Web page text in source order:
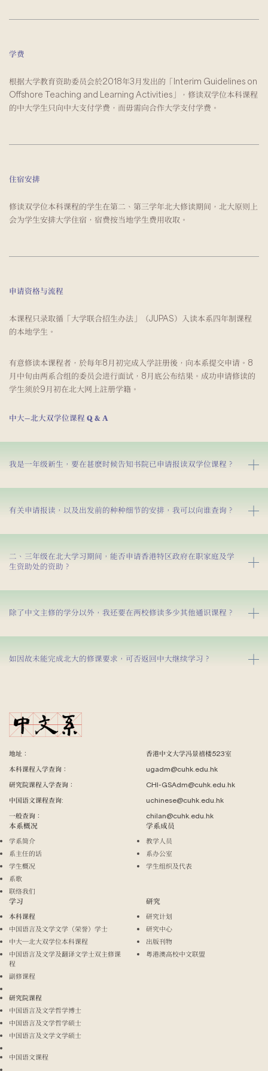
学费
根据大学教育资助委员会於2018年3月发出的「Interim Guidelines on
Offshore Teaching and Learning Activities」，修读双学位本科课程
的中大学生只向中大支付学费，而毋需向合作大学支付学费。
住宿安排
修读双学位本科课程的学生在第二、第三学年北大修读期间，北大原则上
会为学生安排大学住宿，宿费按当地学生费用收取。
申请资格与流程
本课程只录取循「大学联合招生办法」（JUPAS）入读本系四年制课程
的本地学生。
有意修读本课程者，於每年8月初完成入学註册後，向本系提交申请。8
月中旬由两系合组的委员会进行面试，8月底公布结果。成功申请修读的
学生须於9月初在北大网上註册学籍。
中大—北大双学位课程 Q & A
我是一年级新生，要在甚麽时候告知书院已申请报读双学位课程？
有关申请报读，以及出发前的种种细节的安排，我可以向谁查询？
二、三年级在北大学习期间，能否申请香港特区政府在职家庭及学
生资助处的资助？
除了中文主修的学分以外，我还要在两校修读多少其他通识课程？
如因故未能完成北大的修课要求，可否返回中大继续学习？
地址：
香港中文大学冯景禧楼523室
本科课程入学查询：
ugadm@cuhk.edu.hk
研究院课程入学查询：
CHI-GSAdm@cuhk.edu.hk
中国语文课程查询:
uchinese@cuhk.edu.hk
一般查询：
chilan@cuhk.edu.hk
本系概况
学系简介
系主任的话
学生概况
系歌
联络我们
学系成员
教学人员
系办公室
学生组织及代表
学习
本科课程
中国语言及文学文学（荣誉）学士
中大─北大双学位本科课程
中国语言及文学及翻译文学士双主修课
程
副修课程
研究院课程
中国语言及文学哲学博士
中国语言及文学哲学硕士
中国语言及文学文学硕士
中国语文课程
研究
研究计划
研究中心
出版刊物
粤港澳高校中文联盟